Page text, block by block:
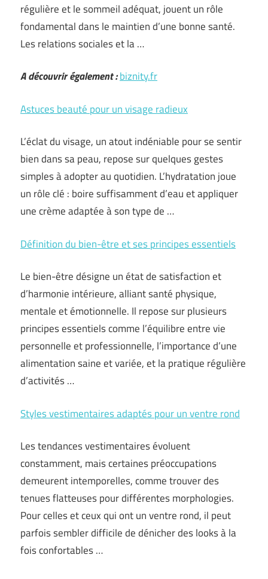
régulière et le sommeil adéquat, jouent un rôle
fondamental dans le maintien d’une bonne santé.
Les relations sociales et la …
A découvrir également :biznity.fr
Astuces beauté pour un visage radieux
L’éclat du visage, un atout indéniable pour se sentir
bien dans sa peau, repose sur quelques gestes
simples à adopter au quotidien. L’hydratation joue
un rôle clé : boire suffisamment d’eau et appliquer
une crème adaptée à son type de …
Définition du bien-être et ses principes essentiels
Le bien-être désigne un état de satisfaction et
d’harmonie intérieure, alliant santé physique,
mentale et émotionnelle. Il repose sur plusieurs
principes essentiels comme l’équilibre entre vie
personnelle et professionnelle, l’importance d’une
alimentation saine et variée, et la pratique régulière
d’activités …
Styles vestimentaires adaptés pour un ventre rond
Les tendances vestimentaires évoluent
constamment, mais certaines préoccupations
demeurent intemporelles, comme trouver des
tenues flatteuses pour différentes morphologies.
Pour celles et ceux qui ont un ventre rond, il peut
parfois sembler difficile de dénicher des looks à la
fois confortables …